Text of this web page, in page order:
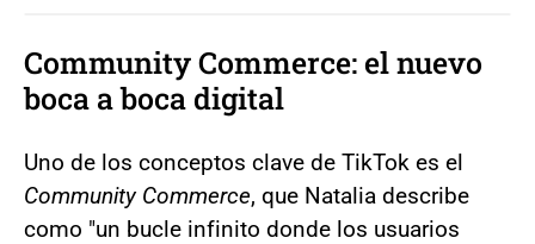
Community Commerce: el nuevo
boca a boca digital
Uno de los conceptos clave de TikTok es el
Community Commerce, que Natalia describe
como "un bucle infinito donde los usuarios